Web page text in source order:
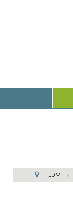
LDM